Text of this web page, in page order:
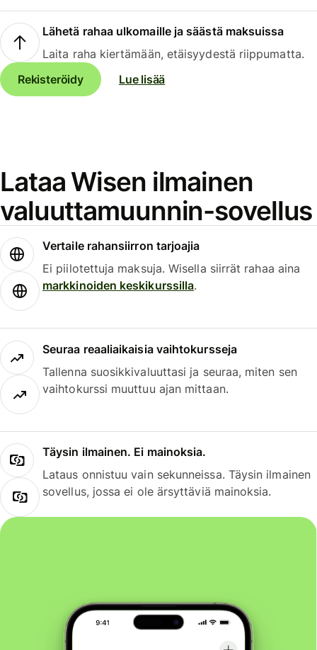
Lähetä rahaa ulkomaille ja säästä maksuissa
Laita raha kiertämään, etäisyydestä riippumatta.
Rekisteröidy
Lue lisää
Lataa Wisen ilmainen
valuuttamuunnin-sovellus
Vertaile rahansiirron tarjoajia
Ei piilotettuja maksuja. Wisella siirrät rahaa aina
markkinoiden keskikurssilla.
Seuraa reaaliaikaisia vaihtokursseja
Tallenna suosikkivaluuttasi ja seuraa, miten sen
vaihtokurssi muuttuu ajan mittaan.
Täysin ilmainen. Ei mainoksia.
Lataus onnistuu vain sekunneissa. Täysin ilmainen
sovellus, jossa ei ole ärsyttäviä mainoksia.